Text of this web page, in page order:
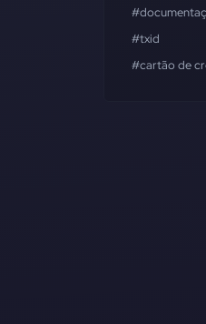
#txid
#cartão de